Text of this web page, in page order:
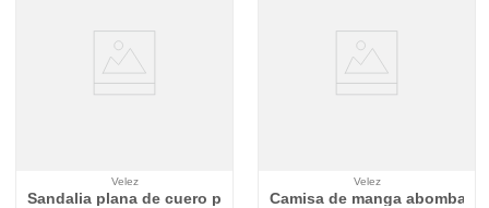
Velez
Sandalia plana de cuero para mujer Sole
Velez
Camisa de manga